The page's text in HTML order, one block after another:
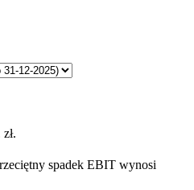
spadek EBIT wynosi